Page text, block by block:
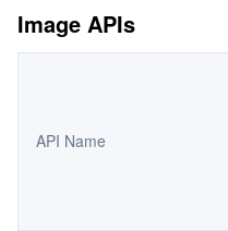
Image APIs
API Name